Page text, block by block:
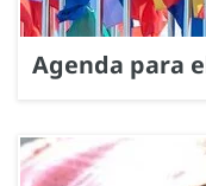
Agenda para